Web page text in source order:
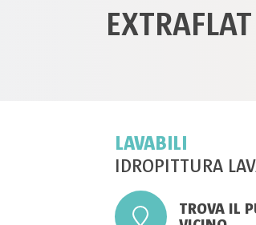
EXTRAFLAT
LAVABILI
IDROPITTURA
TROVA IL